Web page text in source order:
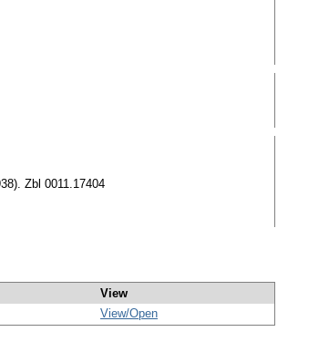
Zbl 0011.17404
View
View/Open